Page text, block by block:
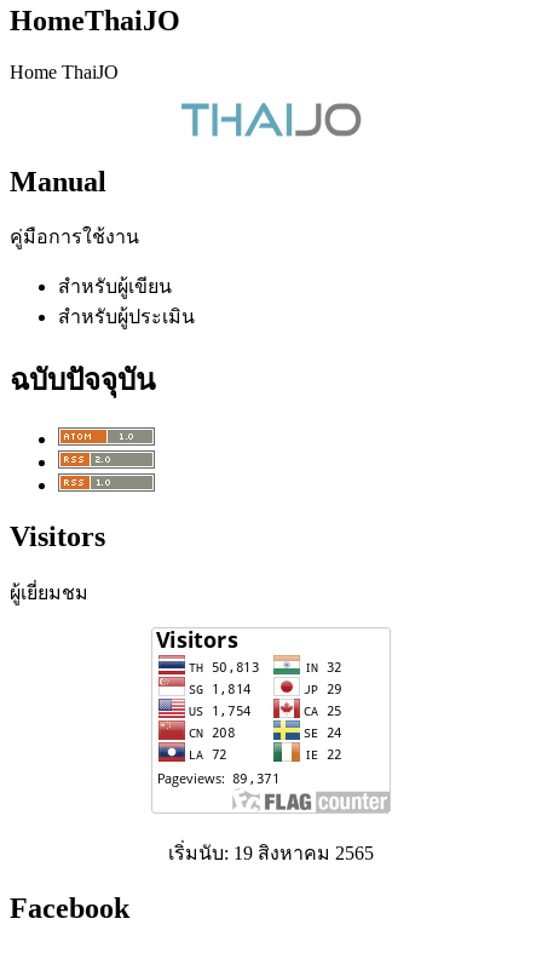
HomeThaiJO
Home ThaiJO
Manual
คู่มือการใช้งาน
สำหรับผู้เขียน
สำหรับผู้ประเมิน
ฉบับปัจจุบัน
Visitors
ผู้เยี่ยมชม
เริ่มนับ: 19 สิงหาคม 2565
Facebook